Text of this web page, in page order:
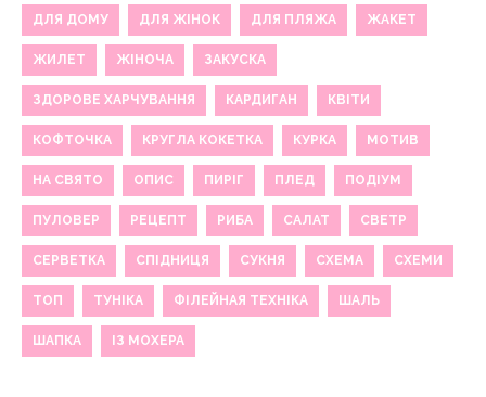
ДЛЯ ДОМУ ДЛЯ ЖІНОК ДЛЯ ПЛЯЖА ЖАКЕТ
ЖИЛЕТ ЖІНОЧА ЗАКУСКА
ЗДОРОВЕ ХАРЧУВАННЯ КАРДИГАН КВІТИ
КОФТОЧКА КРУГЛА КОКЕТКА КУРКА МОТИВ
НА СВЯТО ОПИС ПИРІГ ПЛЕД ПОДІУМ
ПУЛОВЕР РЕЦЕПТ РИБА САЛАТ СВЕТР
СЕРВЕТКА СПІДНИЦЯ СУКНЯ СХЕМА СХЕМИ
ТОП ТУНІКА ФІЛЕЙНАЯ ТЕХНІКА ШАЛЬ
ШАПКА ІЗ МОХЕРА